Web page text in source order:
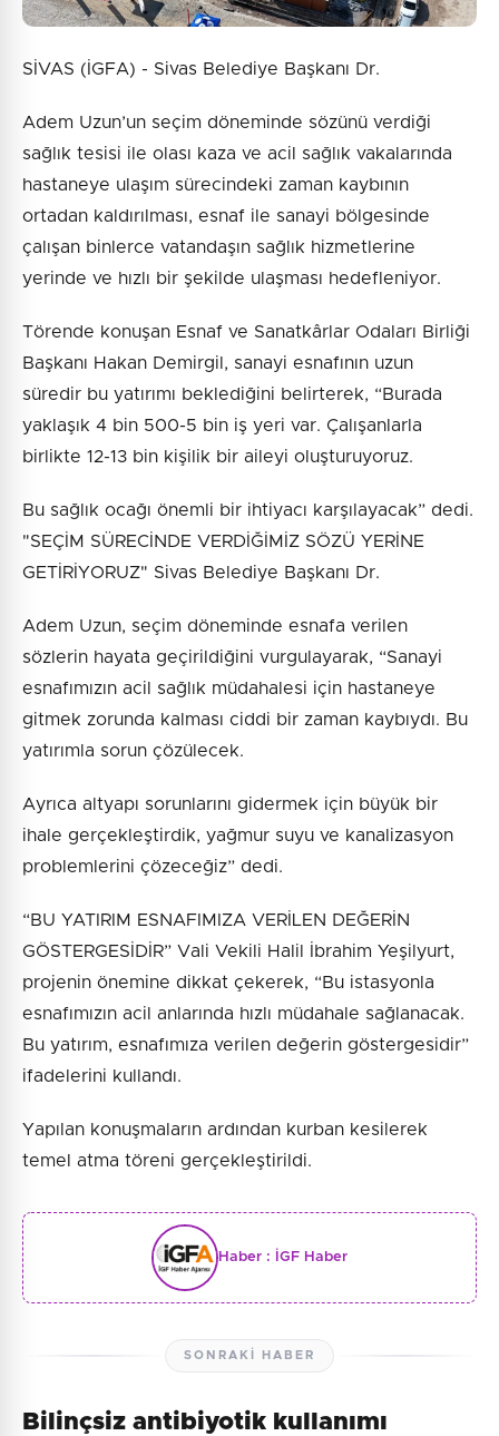
SİVAS (İGFA) - Sivas Belediye Başkanı Dr.
Adem Uzun’un seçim döneminde sözünü verdiği
sağlık tesisi ile olası kaza ve acil sağlık vakalarında
hastaneye ulaşım sürecindeki zaman kaybının
ortadan kaldırılması, esnaf ile sanayi bölgesinde
çalışan binlerce vatandaşın sağlık hizmetlerine
yerinde ve hızlı bir şekilde ulaşması hedefleniyor.
Törende konuşan Esnaf ve Sanatkârlar Odaları Birliği
Başkanı Hakan Demirgil, sanayi esnafının uzun
süredir bu yatırımı beklediğini belirterek, “Burada
yaklaşık 4 bin 500-5 bin iş yeri var. Çalışanlarla
birlikte 12-13 bin kişilik bir aileyi oluşturuyoruz.
Bu sağlık ocağı önemli bir ihtiyacı karşılayacak” dedi.
"SEÇİM SÜRECİNDE VERDİĞİMİZ SÖZÜ YERİNE
GETİRİYORUZ" Sivas Belediye Başkanı Dr.
Adem Uzun, seçim döneminde esnafa verilen
sözlerin hayata geçirildiğini vurgulayarak, “Sanayi
esnafımızın acil sağlık müdahalesi için hastaneye
gitmek zorunda kalması ciddi bir zaman kaybıydı. Bu
yatırımla sorun çözülecek.
Ayrıca altyapı sorunlarını gidermek için büyük bir
ihale gerçekleştirdik, yağmur suyu ve kanalizasyon
problemlerini çözeceğiz” dedi.
“BU YATIRIM ESNAFIMIZA VERİLEN DEĞERİN
GÖSTERGESİDİR” Vali Vekili Halil İbrahim Yeşilyurt,
projenin önemine dikkat çekerek, “Bu istasyonla
esnafımızın acil anlarında hızlı müdahale sağlanacak.
Bu yatırım, esnafımıza verilen değerin göstergesidir”
ifadelerini kullandı.
Yapılan konuşmaların ardından kurban kesilerek
temel atma töreni gerçekleştirildi.
Haber : İGF Haber
SONRAKI HABER
Bilinçsiz antibiyotik kullanımı